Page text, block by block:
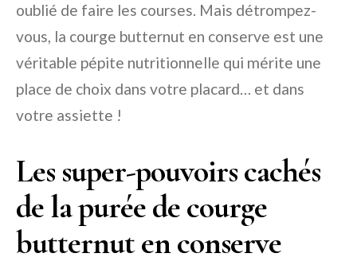
oublié de faire les courses. Mais détrompez-
vous, la courge butternut en conserve est une
véritable pépite nutritionnelle qui mérite une
place de choix dans votre placard… et dans
votre assiette !
Les super-pouvoirs cachés
de la purée de courge
butternut en conserve